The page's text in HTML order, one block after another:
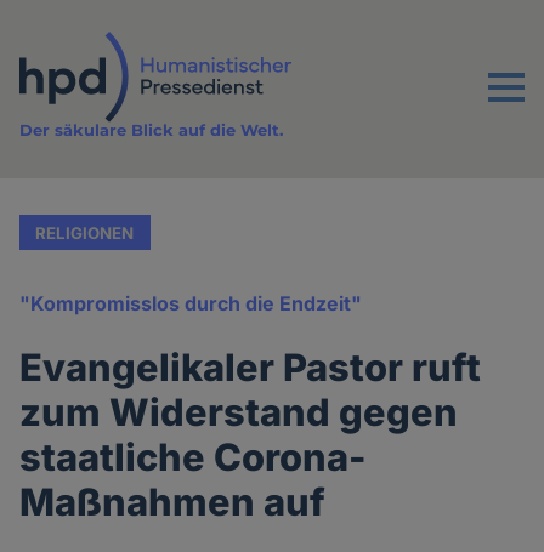
Inhalt
Menu
Der säkulare Blick auf die Welt.
RELIGIONEN
"Kompromisslos durch die Endzeit"
Evangelikaler Pastor ruft
zum Widerstand gegen
staatliche Corona-
Maßnahmen auf